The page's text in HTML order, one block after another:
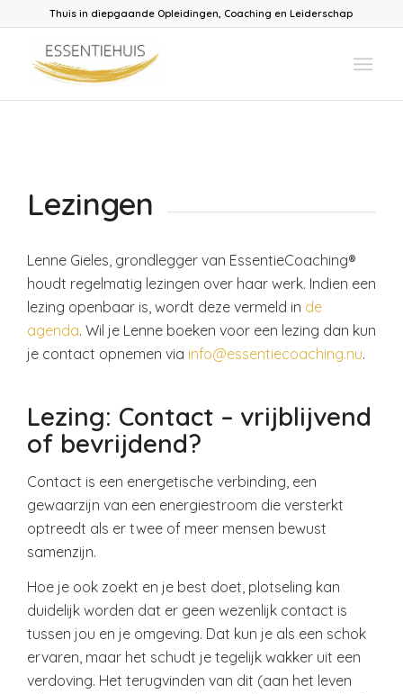
Thuis in diepgaande Opleidingen, Coaching en Leiderschap
Lezingen
Lenne Gieles, grondlegger van EssentieCoaching®
houdt regelmatig lezingen over haar werk. Indien een
lezing openbaar is, wordt deze vermeld in de
agenda. Wil je Lenne boeken voor een lezing dan kun
je contact opnemen via info@essentiecoaching.nu.
Lezing: Contact – vrijblijvend
of bevrijdend?
Contact is een energetische verbinding, een
gewaarzijn van een energiestroom die versterkt
optreedt als er twee of meer mensen bewust
samenzijn.
Hoe je ook zoekt en je best doet, plotseling kan
duidelijk worden dat er geen wezenlijk contact is
tussen jou en je omgeving. Dat kun je als een schok
ervaren, maar het schudt je tegelijk wakker uit een
verdoving. Het terugvinden van dit (aan het leven